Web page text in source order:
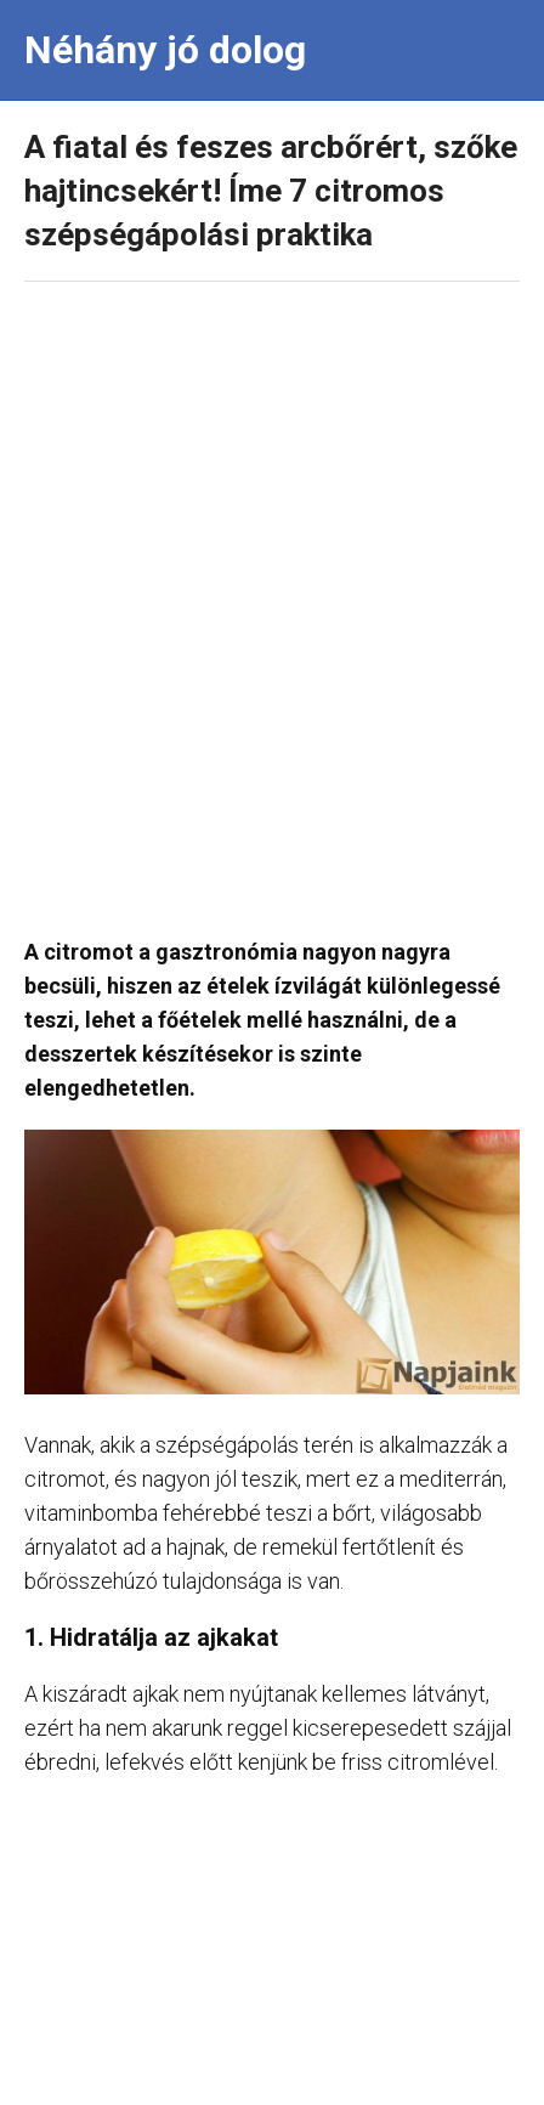
Néhány jó dolog
A fiatal és feszes arcbőrért, szőke
hajtincsekért! Íme 7 citromos
szépségápolási praktika
A citromot a gasztronómia nagyon nagyra
becsüli, hiszen az ételek ízvilágát különlegessé
teszi, lehet a főételek mellé használni, de a
desszertek készítésekor is szinte
elengedhetetlen.
Vannak, akik a szépségápolás terén is alkalmazzák a
citromot, és nagyon jól teszik, mert ez a mediterrán,
vitaminbomba fehérebbé teszi a bőrt, világosabb
árnyalatot ad a hajnak, de remekül fertőtlenít és
bőrösszehúzó tulajdonsága is van.
1. Hidratálja az ajkakat
A kiszáradt ajkak nem nyújtanak kellemes látványt,
ezért ha nem akarunk reggel kicserepesedett szájjal
ébredni, lefekvés előtt kenjünk be friss citromlével.